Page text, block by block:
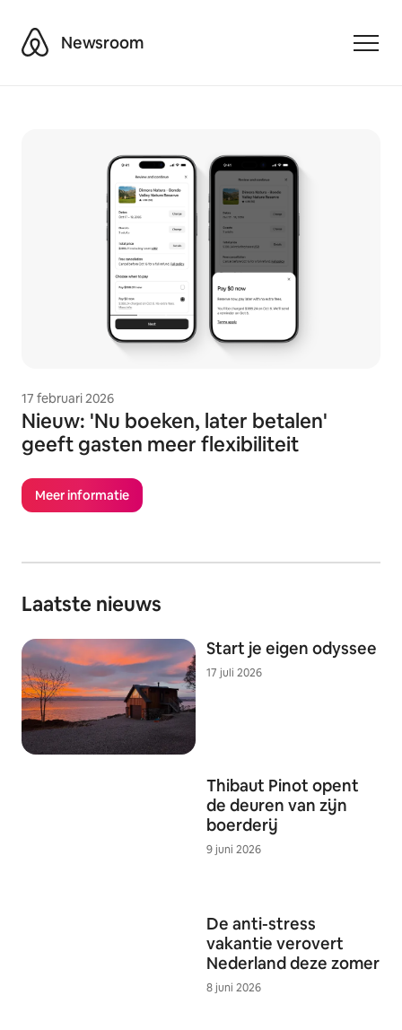
AirbnbNewsroom
17 februari 2026
Nieuw: 'Nu boeken, later betalen'
geeft gasten meer flexibiliteit
Meer informatie
Laatste nieuws
Start je eigen odyssee
17 juli 2026
Thibaut Pinot opent
de deuren van zijn
boerderij
9 juni 2026
De anti-stress
vakantie verovert
Nederland deze zomer
8 juni 2026